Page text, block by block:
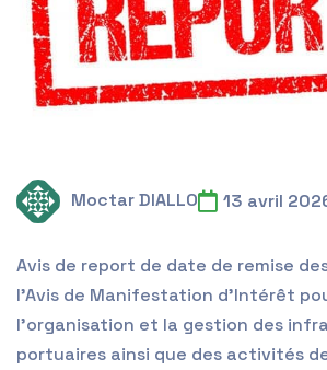
Moctar DIALLO 13 avril
Avis de report de date de remise
l’Avis de Manifestation d’Intérêt
l’organisation et la gestion des
portuaires ainsi que des activités